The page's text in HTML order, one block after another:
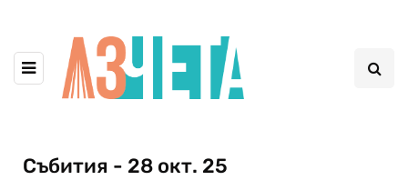
Събития - 28 окт. 25